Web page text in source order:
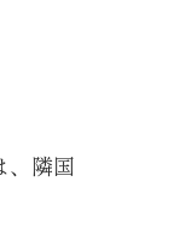
、隣国